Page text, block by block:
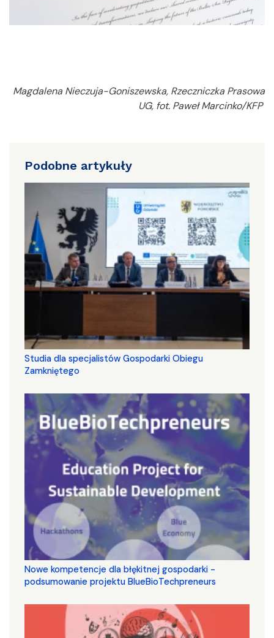
Magdalena Nieczuja-Goniszewska, Rzeczniczka Prasowa
UG, fot. Paweł Marcinko/KFP
Podobne artykuły
Studia dla specjalistów Gospodarki Obiegu
Zamkniętego
Nowe kompetencje dla błękitnej gospodarki -
podsumowanie projektu BlueBioTechpreneurs